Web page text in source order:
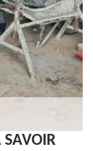
SAVOIR